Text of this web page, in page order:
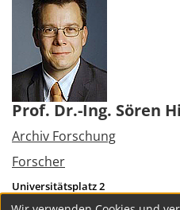
Prof. Dr.-Ing. Sören
Archiv Forschung
Forscher
Universitätsplatz 2
39106
Magdeburg